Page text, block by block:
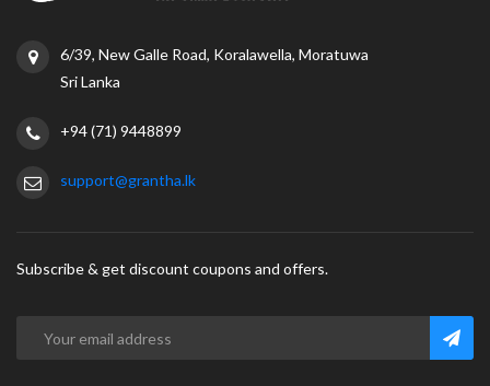
6/39, New Galle Road, Koralawella, Moratuwa
Sri Lanka
+94 (71) 9448899
support@grantha.lk
Subscribe & get discount coupons and offers.